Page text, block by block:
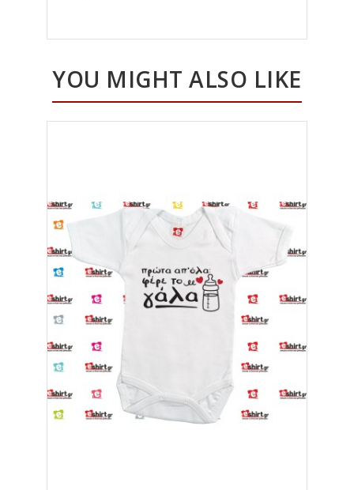
YOU MIGHT ALSO LIKE